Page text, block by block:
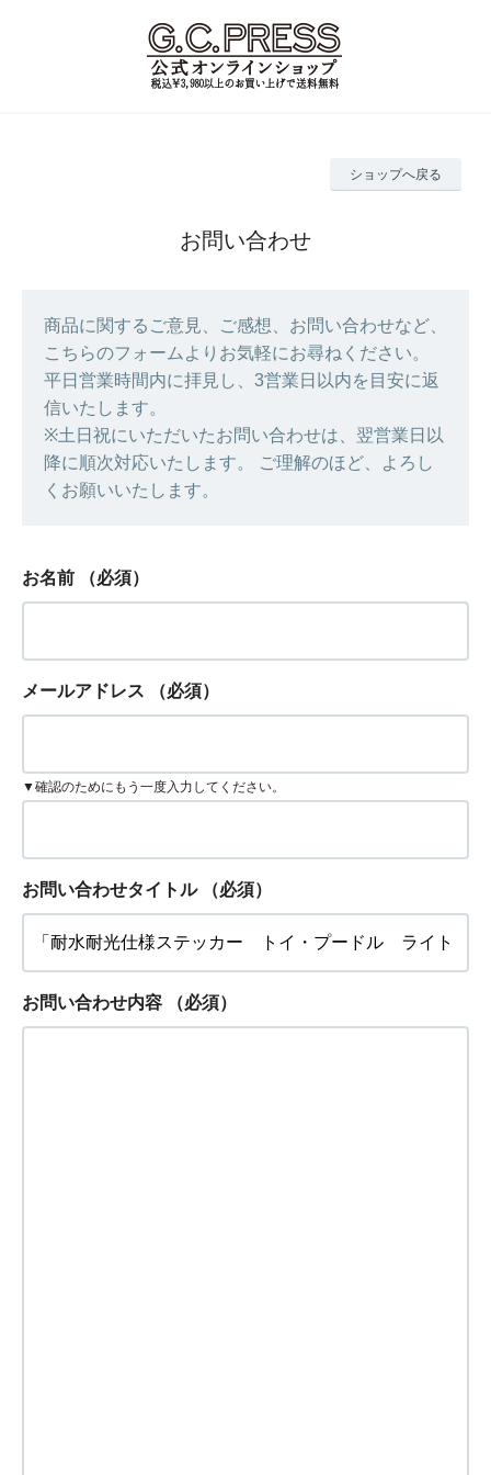
ショップへ戻る
お問い合わせ
商品に関するご意見、ご感想、お問い合わせなど、
こちらのフォームよりお気軽にお尋ねください。
平日営業時間内に拝見し、3営業日以内を目安に返
信いたします。
※土日祝にいただいたお問い合わせは、翌営業日以
降に順次対応いたします。 ご理解のほど、よろし
くお願いいたします。
お名前 （必須）
メールアドレス （必須）
▼確認のためにもう一度入力してください。
お問い合わせタイトル （必須）
お問い合わせ内容 （必須）